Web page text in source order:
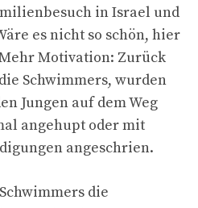
in Israel und
es nicht so schön, hier
Motivation: Zurück
Schwimmers, wurden
Jungen auf dem Weg
angehupt oder mit
angeschrien.
die